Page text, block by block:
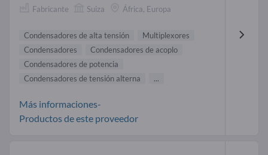
Fabricante Suiza África, Europa
Condensadores de alta tensión
Multiplexores
Condensadores
Condensadores de acoplo
Condensadores de potencia
Condensadores de tensión alterna
...
Más informaciones-
Productos de este proveedor